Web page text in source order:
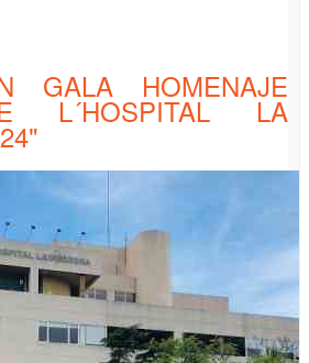
2024
GALA HOMENAJE
L´HOSPITAL LA